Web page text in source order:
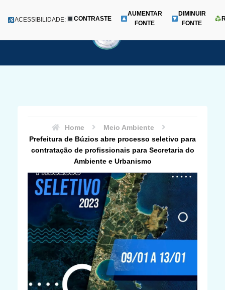
para
Menu
ACESSIBILIDADE: CONTRASTE
AUMENTAR
FONTE
DIMINUIR
FONTE
Home
Meio Ambiente
Prefeitura de Búzios abre processo seletivo para
contratação de profissionais para Secretaria do
Ambiente e Urbanismo